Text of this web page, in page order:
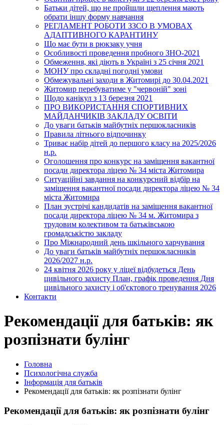
Батьки дітей, що не пройшли щеплення мають
обрати іншу форму навчання
РЕГЛАМЕНТ РОБОТИ ЗЗСО В УМОВАХ
АДАПТИВНОГО КАРАНТИНУ
Що має бути в рюкзаку учня
Особливості проведення пробного ЗНО-2021
Обмеження, які діють в Україні з 25 січня 2021
МОНУ про складні погодні умови
Обмежувальні заходи в Житомирі до 30.04.2021
Житомир перебуватиме у "червоній" зоні
Щодо канікул з 13 березня 2021
ПРО ВИКОРИСТАННЯ СПОРТИВНИХ
МАЙДАНЧИКІВ ЗАКЛАДУ ОСВІТИ
До уваги батьків майбутніх першокласників
Правила літнього відпочинку
Триває набір дітей до першого класу на 2025/2026
н.р.
Оголошення про конкурс на заміщення вакантної
посади директора ліцею № 34 міста Житомира
Ситуаційні завдання на конкурсний відбір на
заміщення вакантної посади директора ліцею № 34
міста Житомира
План зустрічі кандидатів на заміщення вакантної
посади директора ліцею № 34 м. Житомира з
трудовим колективом та батьківською
громадськістю закладу
Про Міжнародний день шкільного харчування
До уваги батьків майбутніх першокласників
2026/2027 н.р.
24 квітня 2026 року у ліцеї відбудеться День
цивільного захисту План, графік проведення Дня
цивільного захисту і об'єктового тренування 2026
Контакти
Рекомендації для батьків: як
розпізнати булінг
Головна
Психологічна служба
Інформація для батьків
Рекомендації для батьків: як розпізнати булінг
Рекомендації для батьків: як розпізнати булінг